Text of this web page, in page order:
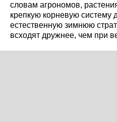
словам агрономов,
крепкую корневую систему
естественную зимнюю
всходят дружнее, чем при